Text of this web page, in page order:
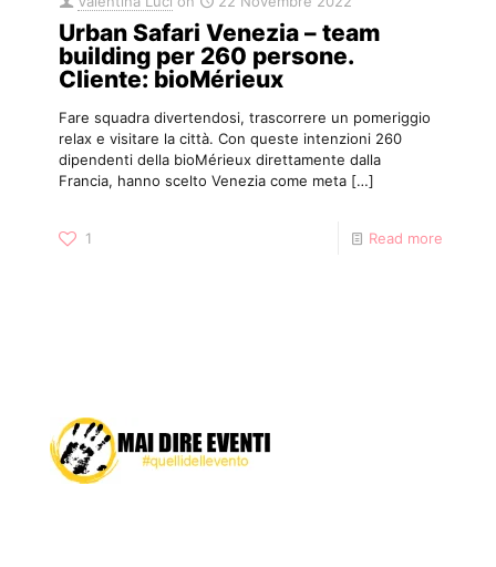
Urban Safari Venezia – team
building per 260 persone.
Cliente: bioMérieux
Fare squadra divertendosi, trascorrere un pomeriggio
relax e visitare la città. Con queste intenzioni 260
dipendenti della bioMérieux direttamente dalla
Francia, hanno scelto Venezia come meta […]
1 Read more